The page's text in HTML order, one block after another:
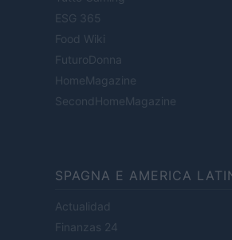
ESG 365
Food Wiki
FuturoDonna
HomeMagazine
SecondHomeMagazine
SPAGNA E AMERICA
Actualidad
Finanzas 24